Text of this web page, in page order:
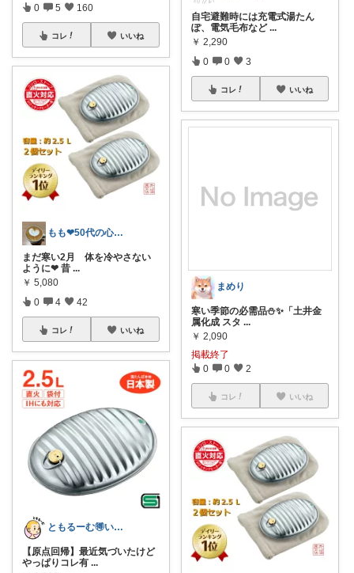
0 5 160
コレ いいね
もも❤︎50代の心地良さROOM
まだ寒い2月 体を冷やさない
ように❤︎ 昔 ...
￥ 5,080
0 4 42
コレ いいね
ともるーむ🉐いいものみっけ‼️
【原点回帰】最近気づいたけど
やっぱりコレ有 ...
自宅避難時には充電式湯たん
ぽ、電気毛布など ...
￥ 2,290
0 0 3
コレ いいね
まめり
寒い季節の必需品⛄️✨「土井金
属化成 スタ ...
￥ 2,090
掲載終了
0 0 2
コレ いいね